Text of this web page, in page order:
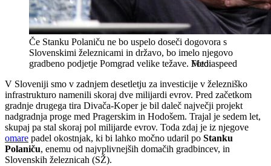
Če Stanku Polaniču ne bo uspelo doseči dogovora s
Slovenskimi železnicami in državo, bo imelo njegovo
gradbeno podjetje Pomgrad velike težave. Mediaspeed
V Sloveniji smo v zadnjem desetletju za investicije v železniško
infrastrukturo namenili skoraj dve milijardi evrov. Pred začetkom
gradnje drugega tira Divača-Koper je bil daleč največji projekt
nadgradnja proge med Pragerskim in Hodošem. Trajal je sedem let,
skupaj pa stal skoraj pol milijarde evrov. Toda zdaj je iz njegove
omare padel okostnjak, ki bi lahko močno udaril po Stanku
Polaniču, enemu od najvplivnejših domačih gradbincev, in
Slovenskih železnicah (SŽ).